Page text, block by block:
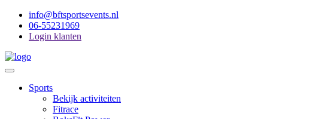
info@bftsportsevents.nl
06-55231969
Login klanten
Toggle
Navigation
Main
Sports
Bekijk activiteiten
Fitrace